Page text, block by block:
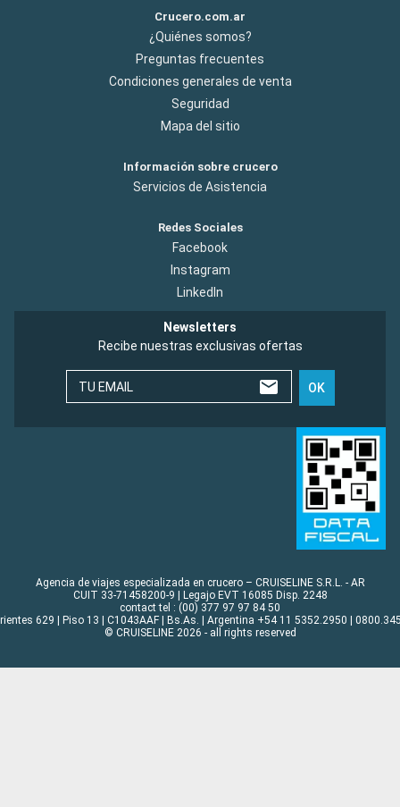
Crucero.com.ar
¿Quiénes somos?
Preguntas frecuentes
Condiciones generales de venta
Seguridad
Mapa del sitio
Información sobre crucero
Servicios de Asistencia
Redes Sociales
Facebook
Instagram
LinkedIn
Newsletters
Recibe nuestras exclusivas ofertas
TU EMAIL OK
Agencia de viajes especializada en crucero – CRUISELINE S.R.L. - AR
CUIT 33-71458200-9 | Legajo EVT 16085 Disp. 2248
contact tel : (00) 377 97 97 84 50
629 | Piso 13 | C1043AAF | Bs.As. | Argentina +54 11 5352.2950 |
© CRUISELINE 2026 - all rights reserved